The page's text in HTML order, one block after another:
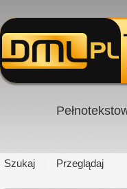
Szukaj Przeglądaj